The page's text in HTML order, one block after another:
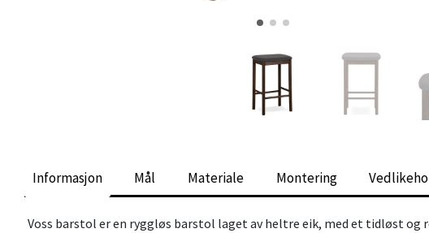
Informasjon Mål Materiale Montering
Voss barstol er en ryggløs barstol laget av heltre eik, med et tidløst